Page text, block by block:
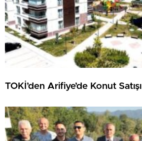
TOKİ’den Arifiye’de Konut Satışı